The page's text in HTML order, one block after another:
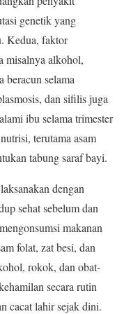
genetik yang
Kedua, faktor
misalnya alkohol,
beracun selama
dan sifilis juga
ibu selama trimester
terutama asam
tabung saraf bayi.
dengan
sehat sebelum dan
makanan
folat, zat besi, dan
rokok, dan obat-
secara rutin
cacat lahir sejak dini.